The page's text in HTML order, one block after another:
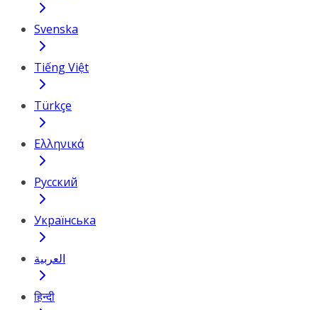
Svenska
Tiếng Việt
Türkçe
Ελληνικά
Русский
Українська
العربية
हिन्दी